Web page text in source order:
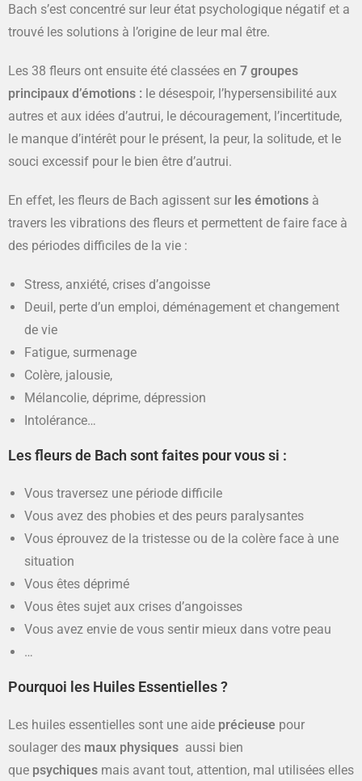
Bach s’est concentré sur leur état psychologique négatif et a
trouvé les solutions à l’origine de leur mal être.
Les 38 fleurs ont ensuite été classées en 7 groupes
principaux d’émotions : le désespoir, l’hypersensibilité aux
autres et aux idées d’autrui, le découragement, l’incertitude,
le manque d’intérêt pour le présent, la peur, la solitude, et le
souci excessif pour le bien être d’autrui.
En effet, les fleurs de Bach agissent sur les émotions à
travers les vibrations des fleurs et permettent de faire face à
des périodes difficiles de la vie :
Stress, anxiété, crises d’angoisse
Deuil, perte d’un emploi, déménagement et changement
de vie
Fatigue, surmenage
Colère, jalousie,
Mélancolie, déprime, dépression
Intolérance…
Les fleurs de Bach sont faites pour vous si :
Vous traversez une période difficile
Vous avez des phobies et des peurs paralysantes
Vous éprouvez de la tristesse ou de la colère face à une
situation
Vous êtes déprimé
Vous êtes sujet aux crises d’angoisses
Vous avez envie de vous sentir mieux dans votre peau
…
Pourquoi les Huiles Essentielles ?
Les huiles essentielles sont une aide précieuse pour
soulager des maux physiques aussi bien
que psychiques mais avant tout, attention, mal utilisées elles